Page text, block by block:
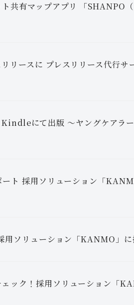
共有マップアプリ 「SHANPO
リースに プレスリリース代行サ
にて出版 〜ヤングケアラー
ート 採用ソリューション「
用ソリューション「KANMO」
ック！採用ソリューション「